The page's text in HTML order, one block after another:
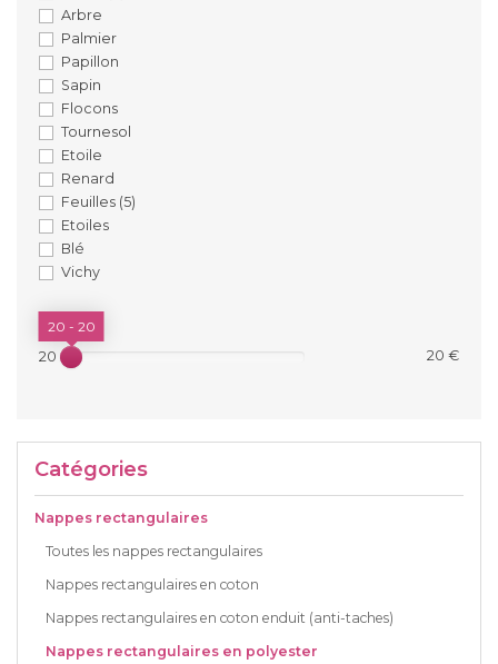
Arbre
Palmier
Papillon
Sapin
Flocons
Tournesol
Etoile
Renard
Feuilles (5)
Etoiles
Blé
Vichy
PRIX
20 € 20 €
20 - 20
Catégories
Nappes rectangulaires
Toutes les nappes rectangulaires
Nappes rectangulaires en coton
Nappes rectangulaires en coton enduit (anti-taches)
Nappes rectangulaires en polyester